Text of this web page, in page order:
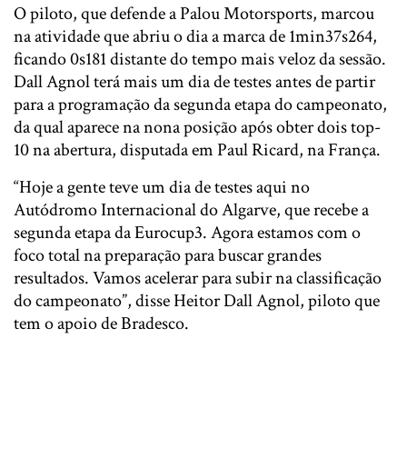
O piloto, que defende a Palou Motorsports, marcou
na atividade que abriu o dia a marca de 1min37s264,
ficando 0s181 distante do tempo mais veloz da sessão.
Dall Agnol terá mais um dia de testes antes de partir
para a programação da segunda etapa do campeonato,
da qual aparece na nona posição após obter dois top-
10 na abertura, disputada em Paul Ricard, na França.
“Hoje a gente teve um dia de testes aqui no
Autódromo Internacional do Algarve, que recebe a
segunda etapa da Eurocup3. Agora estamos com o
foco total na preparação para buscar grandes
resultados. Vamos acelerar para subir na classificação
do campeonato”, disse Heitor Dall Agnol, piloto que
tem o apoio de Bradesco.